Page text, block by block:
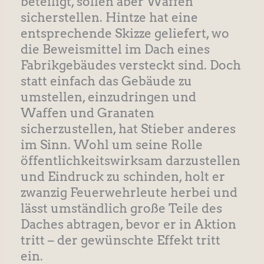
sicherstellen. Hintze hat eine
entsprechende Skizze geliefert, wo
die Beweismittel im Dach eines
Fabrikgebäudes versteckt sind. Doch
statt einfach das Gebäude zu
umstellen, einzudringen und
Waffen und Granaten
sicherzustellen, hat Stieber anderes
im Sinn. Wohl um seine Rolle
öffentlichkeitswirksam darzustellen
und Eindruck zu schinden, holt er
zwanzig Feuerwehrleute herbei und
lässt umständlich große Teile des
Daches abtragen, bevor er in Aktion
tritt – der gewünschte Effekt tritt
ein.